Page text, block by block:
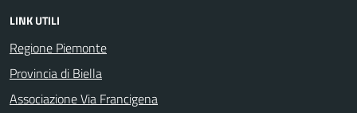
LINK UTILI
Regione Piemonte
Provincia di Biella
Associazione Via Francigena